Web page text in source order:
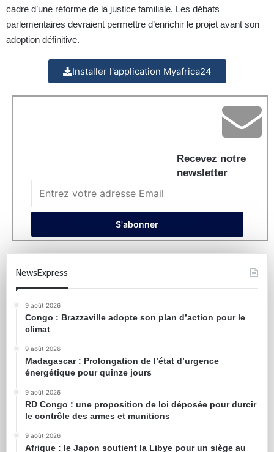
cadre d’une réforme de la justice familiale. Les débats
parlementaires devraient permettre d’enrichir le projet avant son
adoption définitive.
Installer l'application Myafrica24
Recevez notre
newsletter
NewsExpress
9 août 2026
Congo : Brazzaville adopte son plan d’action pour le
climat
9 août 2026
Madagascar : Prolongation de l’état d’urgence
énergétique pour quinze jours
9 août 2026
RD Congo : une proposition de loi déposée pour durcir
le contrôle des armes et munitions
9 août 2026
Afrique : le Japon soutient la Libye pour un siège au